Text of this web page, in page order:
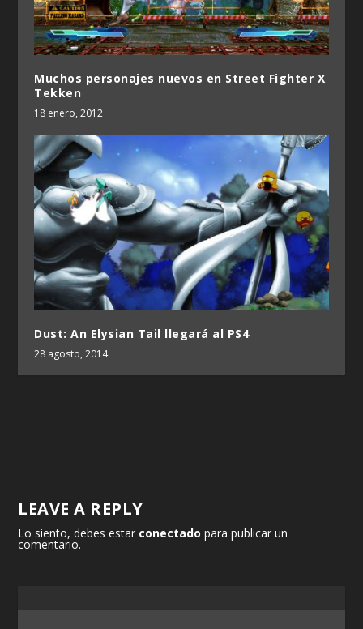
Muchos personajes nuevos en Street Fighter X
Tekken
18 enero, 2012
Dust: An Elysian Tail llegará al PS4
28 agosto, 2014
LEAVE A REPLY
Lo siento, debes estar conectado para publicar un
comentario.